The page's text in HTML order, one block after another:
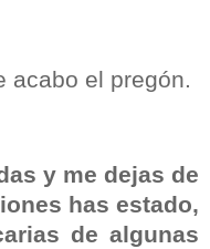
acabo el pregón.
y me dejas de
has estado,
de algunas